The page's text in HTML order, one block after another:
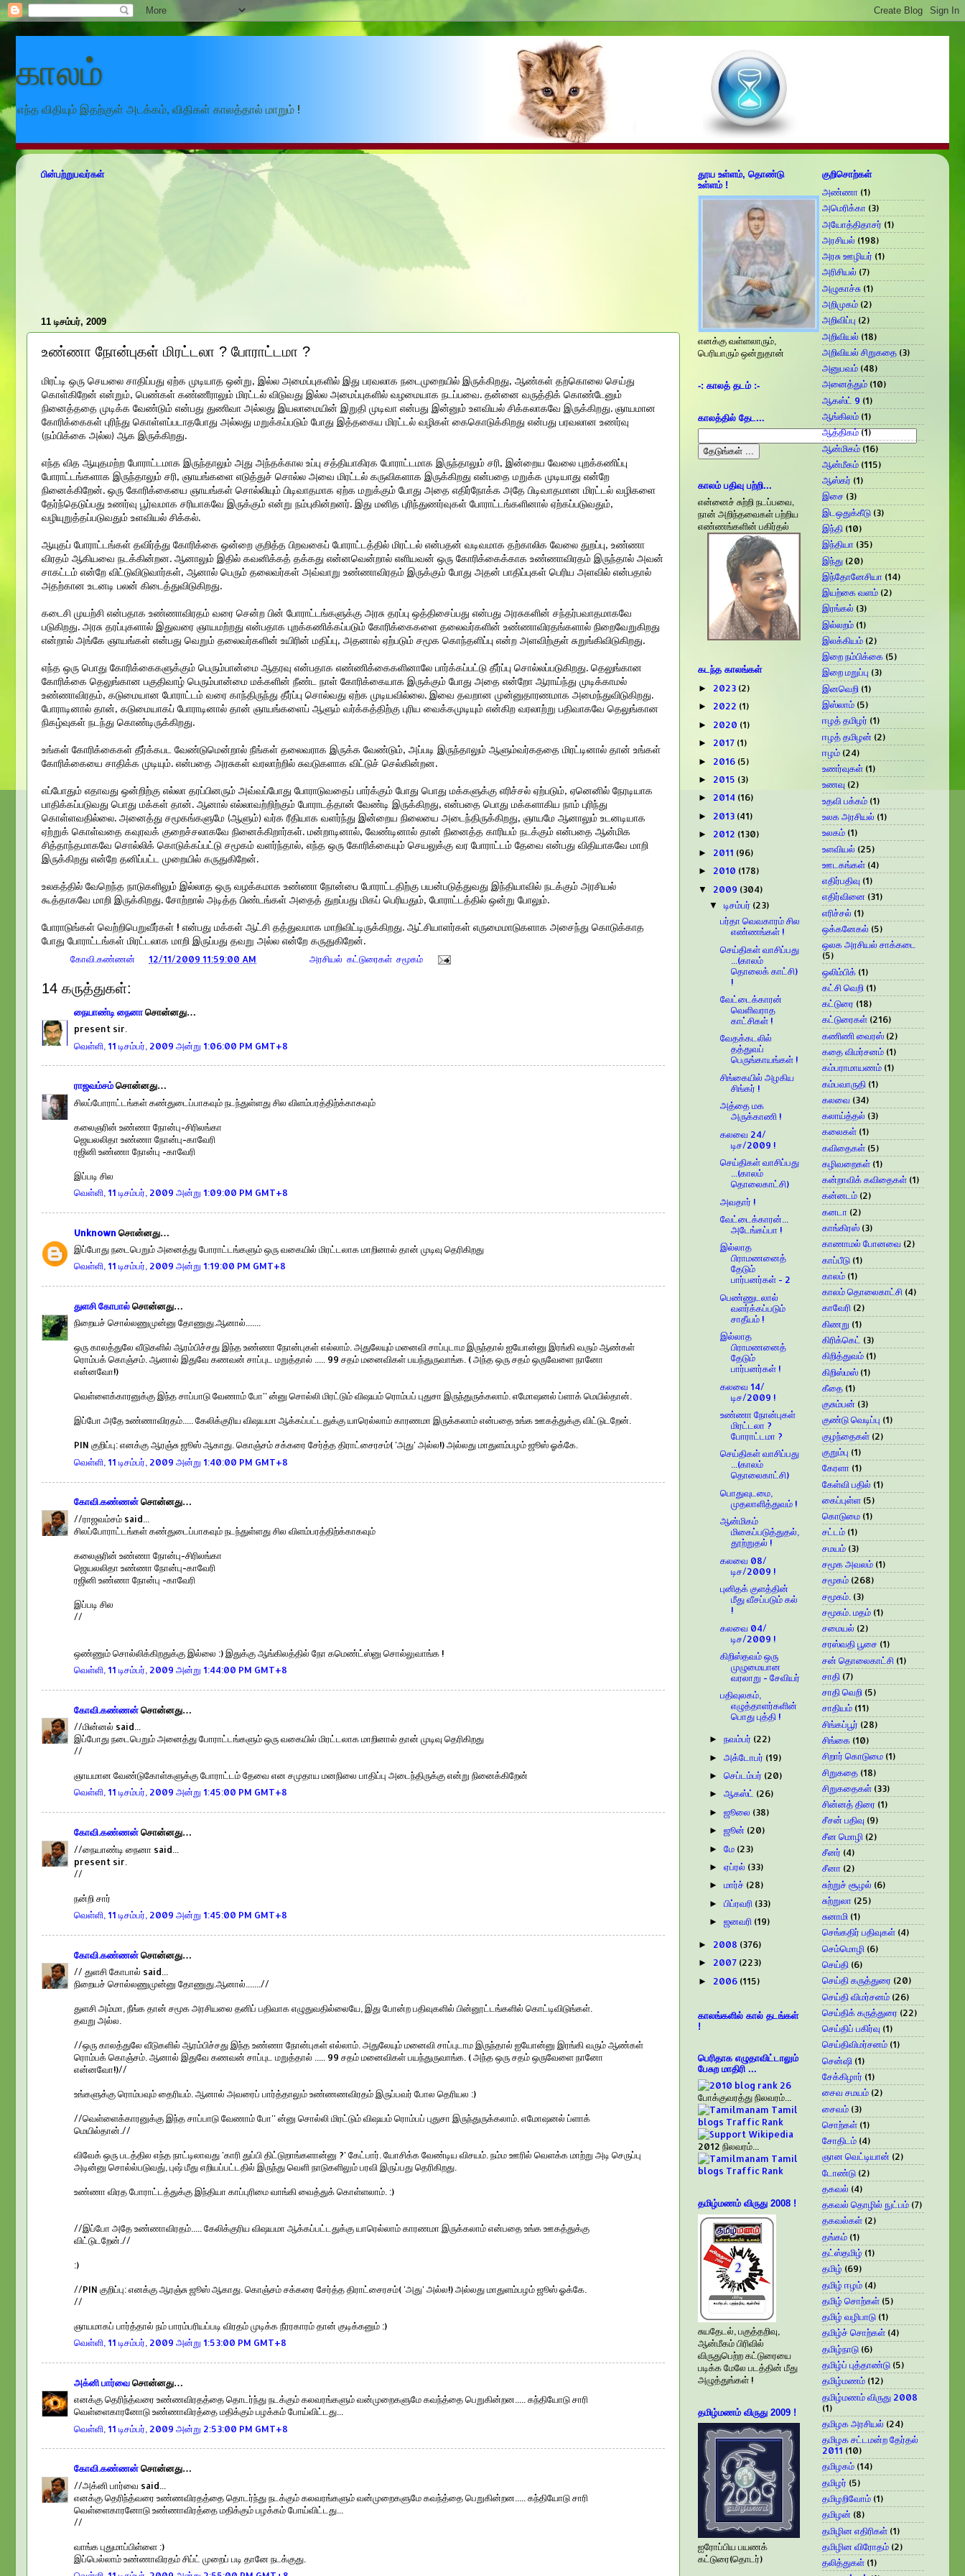
காலம்
எந்த விதியும் இதற்குள் அடக்கம், விதிகள் காலத்தால் மாறும் !
பின்பற்றுபவர்கள்
11 டிசம்பர், 2009
உண்ணா நோன்புகள் மிரட்டலா ? போராட்டமா ?
மிரட்டி ஒரு செயலை சாதிப்பது ஏற்க முடியாத ஒன்று, இல்ல அமைப்புகளில் இது பரவலாக நடைமுறையில் இருக்கிறது, ஆண்கள் தற்கொலை செய்து
கொள்கிறேன் என்றும், பெண்கள் கண்ணீராலும் மிரட்டல் விடுவது இல்ல அமைப்புகளில் வழமையாக நடப்பவை. தன்னை வருத்திக் கொண்டேனும்
நினைத்ததை முடிக்க வேண்டும் என்பது துணிவா அல்லது இயலாமையின் இறுதி முடிவா என்பது இன்னும் உளவியல் சிக்கலாகவே இருக்கிறது. ஞாயமான
கோரிக்கைகள் புரிந்து கொள்ளப்படாதபோது அல்லது மறுக்கப்படும் போது இத்தகைய மிரட்டல் வழிகள் கைகொடுக்கிறது என்பது பரவலான உணர்வு
(நம்பிக்கை அல்ல) ஆக இருக்கிறது.
எந்த வித ஆயுதமற்ற போராட்டமாக இருந்தாலும் அது அந்தக்கால உப்பு சத்தியாகிரக போராட்டமாக இருந்தாலும் சரி, இன்றைய வேலை புறக்கணிப்பு
போராட்டங்களாக இருந்தாலும் சரி, ஞாயங்களை எடுத்துச் சொல்ல அவை மிரட்டல் கருவிகளாக இருக்கிறது என்பதை மறுக்க முடியாது என்றே
நினைக்கிறேன். ஒரு கோரிக்கையை ஞாயங்கள் சொல்லியும் பிடிவாதமாக ஏற்க மறுக்கும் போது அதை எதிர்நோக்க அதே பிடிவாதமான மிரட்டல் வழிகளை
தேர்ந்தெடுப்பது உணர்வு பூர்வமாக சரியாகவே இருக்கும் என்று நம்புகின்றனர். இது மனித புரிந்துணர்வுகள் போராட்டங்களினால் ஏற்கப்படுவதும்,
வழியுறுத்தப்படுவதும் உளவியல் சிக்கல்.
ஆயுதப் போராட்டங்கள் தவிர்த்து கோரிக்கை ஒன்றை குறித்த பிறவகைப் போராட்டத்தில் மிரட்டல் என்பதன் வடிவமாக தற்காலிக வேலை துறப்பு, உண்ணா
விரதம் ஆகியவை நடக்கின்றன. ஆனாலும் இதில் கவனிக்கத் தக்கது என்னவென்றால் எளியவன் ஒரு கோரிக்கைக்காக உண்ணாவிரதம் இருந்தால் அவன்
சாகட்டம் என்றே விட்டுவிடுவார்கள், ஆனால் பெரும் தலைவர்கள் அவ்வாறு உண்ணாவிரதம் இருக்கும் போது அதன் பாதிப்புகள் பெரிய அளவில் என்பதால்
அதற்கான உடனடி பலன் கிடைத்துவிடுகிறது.
கடைசி முயற்சி என்பதாக உண்ணாவிரதம் வரை சென்ற பின் போராட்டங்களுக்கு அரசு தரப்பு ஒத்திசைப்பது என்பது அரசுகளின் சந்தர்பவாதமாகவே
படுகிறது. அரசு தரப்புகளால் இதுவரை ஞாயமற்றது என்பதாக புறக்கணிக்கப்படும் கோரிக்கைகளை தலைவர்களின் உண்ணாவிரதங்களால் நிறைவேறுகிறது
என்றால் அங்கே ஞாயங்கள் என்பது வெறும் தலைவர்களின் உயிரின் மதிப்பு, அதனால் ஏற்படும் சமூக கொந்தளிப்பு என்ற அளவிற்குள் சுறுங்கிவிடுகிறது.
எந்த ஒரு பொது கோரிக்கைகளுக்கும் பெரும்பான்மை ஆதரவு என்பதாக எண்ணிக்கைகளினாலே பார்க்கப்பட்டு தீர்ப்பு சொல்லப்படுகிறது. தெலுங்கான
கோரிக்கை தெலுங்கான பகுதிவாழ் பெரும்பான்மை மக்களின் நீண்ட நாள் கோரிக்கையாக இருக்கும் போது அதை என்றோ ஆராய்ந்து முடிக்காமல்
உண்ணாவிரதம், கடுமையான போராட்டம் வரை காந்திருந்து தீர்ப்பு சொல்வது ஏற்க முடியவில்லை. இவை தவறான முன்னுதாரணமாக அமைந்துவிடுகிறது.
போராடினால் தான், கடுமையாகப் போராடினால் தான் ஞாயங்களைப் ஆளும் வர்க்கத்திற்கு புரிய வைக்கமுடியும் என்கிற வரலாற்று பதிவாகவே தெலுங்கான
நிகழ்வுகள் நடந்து கொண்டிருக்கிறது.
உங்கள் கோரிக்கைகள் தீர்க்கபட வேண்டுமென்றால் நீங்கள் தலைவராக இருக்க வேண்டும், அப்படி இருந்தாலும் ஆளும்வர்கததை மிரட்டினால் தான் உங்கள்
கோரிக்கையை சாதிக்க முடியும். என்பதை அரசுகள் வரலாற்றில் சுவடுகளாக விட்டுச் செல்கின்றன.
எப்போதும் எதாவது ஒன்றிற்கு எல்லா தரப்பினரும் அவ்வப்போது போராடுவதைப் பார்க்கும் போது பொது மக்களுக்கு எரிச்சல் ஏற்படும், ஏனெனில் நேரடியாக
பாதிக்கப்படுவது பொது மக்கள் தான். ஆனால் எல்லாவற்றிற்கும் போராடத்தான் வேண்டி இருக்கிறது, என்பதை பொது மக்களாகிய நாம் புரிந்து
கொள்ளவதில்லை. அனைத்து சமூகங்களுமே (ஆளும்) வர்க ரீதியாக வளர்ந்து இன்றைய நிலையை அடைந்திருக்கிறது, ஞாயமே ஆனாலும் உடனடியாக
ஏற்றுக் கொள்வதை கவுரவக் குறைச்சலாகவே நினைக்கிறார்கள். மன்றாடினால், வேண்டினால் தான் நினைத்த காரியம் நடக்கும் என்பதை ஆன்மிக
சித்தாந்தமாகவே சொல்லிக் கொடுக்கப்பட்டு சமூகம் வளர்ந்தால், எந்த ஒரு கோரிக்கையும் செயலுக்கு வர போராட்டம் தேவை என்பது விதியாகவே மாறி
இருக்கிறது என்றே தனிப்பட்ட முறையில் கருதுகிறேன்.
உலகத்தில் வேறெந்த நாடுகளிலும் இல்லாத ஒரு வழக்கமாக உண்ணா நோன்பை போராட்டதிற்கு பயன்படுத்துவது இந்தியாவில் நடக்கும் அரசியல்
கூத்தாகவே மாறி இருக்கிறது. சோற்றால் அடித்த பிண்டங்கள் அதைத் துறப்பது மிகப் பெரியதும், போராட்டத்தில் ஒன்று போலும்.
போராடுங்கள் வெற்றிபெறுவீர்கள் ! என்பது மக்கள் ஆட்சி தத்துவமாக மாறிவிட்டிருக்கிறது. ஆட்சியாளர்கள் எருமைமாடுகளாக அசைந்து கொடுக்காத
போது போராட்டங்கள் மிரட்டலாக மாறி இருப்பது தவறு அல்ல என்றே கருதுகிறேன்.
கோவி.கண்ணன் 12/11/2009 11:59:00 AM அரசியல் கட்டுரைகள், சமூகம்
14 கருத்துகள்:
நையாண்டி நைனாசொன்னது…
present sir.
வெள்ளி, 11 டிசம்பர், 2009 அன்று 1:06:00 PM GMT+8
ராஜவம்சம்சொன்னது…
சிலப்போராட்டங்கள் கண்துடைப்பாகவும் நடந்துள்ளது சில விளம்பரத்திற்க்காகவும்
கலைஞரின் உண்ணா நோன்பு-சிரிலங்கா
ஜெயலலிதா உண்ணா நோன்பு-காவேரி
ரஜினி உண்ணா நோன்பு -காவேரி
இப்படி சில
வெள்ளி, 11 டிசம்பர், 2009 அன்று 1:09:00 PM GMT+8
Unknown சொன்னது…
இப்போது நடைபெறும் அனைத்து போராட்டங்களும் ஒரு வகையில் மிரட்டலாக மாறினால் தான் முடிவு தெரிகிறது
வெள்ளி, 11 டிசம்பர், 2009 அன்று 1:19:00 PM GMT+8
துளசி கோபால்சொன்னது…
நிறையச் சொல்லணுமுன்னு தோணுது.ஆனால்.......
ஒரு காலத்துலே வீடுகளில் ஆரம்பிச்சது இந்த உண்ணா நோன்புகள் எல்லாம். அதுலேயும் மனைவி சாப்புடாம இருந்தால் ஐயோன்னு இரங்கி வரும் ஆண்கள்
ரொம்பக் கொஞ்சம். ஆனால் இதுவே கணவன் சாப்புட மறுத்தால் ..... 99 சதம் மனைவிகள் பயந்துருவாங்க. ( அந்த ஒரு சதம் ஒருவேளை நானோ
என்னவோ!)
வெள்ளைக்காரனுக்கு இந்த சாப்பாடு வேணாம் போ'' ன்னு சொல்லி மிரட்டும் விஷயம் ரொம்பப் புதுசா இருந்துருக்கலாம். எமோஷனல் ப்ளாக் மெயில்தான்.
இப்போ அதே உண்ணாவிரதம்..... கேலிக்குரிய விஷயமா ஆக்கப்பட்டதுக்கு யாரெல்லாம் காரணமா இருக்கலாம் என்பதை உங்க ஊகத்துக்கு விட்டுடறேன்.
PIN குறிப்பு: எனக்கு ஆரஞ்சு ஜூஸ் ஆகாது. கொஞ்சம் சக்கரை சேர்த்த திராட்சைரசம்( 'அது' அல்ல!) அல்லது மாதுளம்பழம் ஜூஸ் ஓக்கே.
வெள்ளி, 11 டிசம்பர், 2009 அன்று 1:40:00 PM GMT+8
கோவி.கண்ணன்சொன்னது…
//ராஜவம்சம் said...
சிலப்போராட்டங்கள் கண்துடைப்பாகவும் நடந்துள்ளது சில விளம்பரத்திற்க்காகவும்
கலைஞரின் உண்ணா நோன்பு-சிரிலங்கா
ஜெயலலிதா உண்ணா நோன்பு-காவேரி
ரஜினி உண்ணா நோன்பு -காவேரி
இப்படி சில
//
ஒண்ணும் சொல்லிக்கிறதுக்கு இல்லை :) இதுக்கு ஆங்கிலத்தில் நோ கமெண்ட்ஸ்னு சொல்லுவாங்க !
வெள்ளி, 11 டிசம்பர், 2009 அன்று 1:44:00 PM GMT+8
கோவி.கண்ணன்சொன்னது…
//மின்னல் said...
இப்போது நடைபெறும் அனைத்து போராட்டங்களும் ஒரு வகையில் மிரட்டலாக மாறினால் தான் முடிவு தெரிகிறது
//
ஞாயமான வேண்டுகோள்களுக்கு போராட்டம் தேவை என சமுதாய மனநிலை பாதிப்பு அடைந்திருக்கு என்று நினைக்கிறேன்
வெள்ளி, 11 டிசம்பர், 2009 அன்று 1:45:00 PM GMT+8
கோவி.கண்ணன்சொன்னது…
//நையாண்டி நைனா said...
present sir.
//
நன்றி சார்
வெள்ளி, 11 டிசம்பர், 2009 அன்று 1:45:00 PM GMT+8
கோவி.கண்ணன்சொன்னது…
// துளசி கோபால் said...
நிறையச் சொல்லணுமுன்னு தோணுது.ஆனால்.......//
துளசி அம்மா, நீங்க தான் சமூக அரசியலை தனிப் பதிவாக எழுதுவதில்லையே, இது போன்ற பதிவுகளில் பின்னூட்டங்களில் கொட்டிவிடுங்கள்.
தவறு அல்ல.
//ஒரு காலத்துலே வீடுகளில் ஆரம்பிச்சது இந்த உண்ணா நோன்புகள் எல்லாம். அதுலேயும் மனைவி சாப்புடாம இருந்தால் ஐயோன்னு இரங்கி வரும் ஆண்கள்
ரொம்பக் கொஞ்சம். ஆனால் இதுவே கணவன் சாப்புட மறுத்தால் ..... 99 சதம் மனைவிகள் பயந்துருவாங்க. ( அந்த ஒரு சதம் ஒருவேளை நானோ
என்னவோ!)//
உங்களுக்கு ரொம்பவும் தைரியம். ஆனால் அவரைப் பார்த்தாலும் உண்ணணவிரதம் இருப்பவர் போல தெரியல :)
//வெள்ளைக்காரனுக்கு இந்த சாப்பாடு வேணாம் போ'' ன்னு சொல்லி மிரட்டும் விஷயம் ரொம்பப் புதுசா இருந்துருக்கலாம். எமோஷனல் ப்ளாக்
மெயில்தான்.//
விவேக் ஒரு படத்தில எந்த நாட்டிலாவது 'காரி துப்பி திட்டுறாங்களான்னு ?' கேட்பார். யோசிக்க வேண்டிய விசயம். நம்ம ஊரில் வெளக்க மாற்று அடி செருப்பு
அடின்னு சொல்ல்படுவது், புஷ் மீது எறியப்பட்டதில் இருந்து வெளி நாடுகளிலும் பரவி இருப்பது தெரிகிறது.
உண்ணா விரத போராட்டத்துக்கு இந்தியா காப்புரிமை வாங்கி வைத்துக் கொள்ளலாம். :)
//இப்போ அதே உண்ணாவிரதம்..... கேலிக்குரிய விஷயமா ஆக்கப்பட்டதுக்கு யாரெல்லாம் காரணமா இருக்கலாம் என்பதை உங்க ஊகத்துக்கு
விட்டுடறேன்.//
:)
//PIN குறிப்பு: எனக்கு ஆரஞ்சு ஜூஸ் ஆகாது. கொஞ்சம் சக்கரை சேர்த்த திராட்சைரசம்( 'அது' அல்ல!) அல்லது மாதுளம்பழம் ஜூஸ் ஓக்கே.
//
ஞாயமாகப் பார்த்தால் நம் பாரம்பரியப்படி விரதம் முடிக்க நீரரகாரம் தான் குடிக்கனும் :)
வெள்ளி, 11 டிசம்பர், 2009 அன்று 1:53:00 PM GMT+8
அக்னி பார்வைசொன்னது…
எனக்கு தெரிந்த்வரை உண்ணவிரதத்தை தொடர்ந்து நடக்கும் கலவரங்களும் வன்முறைகளுமே கவந்த்தை பெறுகின்றன..... கந்தியோடு சாரி
வெள்ளைகாரனோடு உண்ணாவிரத்தை மதிக்கும் பழக்கம் போய்விட்டது...
வெள்ளி, 11 டிசம்பர், 2009 அன்று 2:53:00 PM GMT+8
கோவி.கண்ணன்சொன்னது…
//அக்னி பார்வை said...
எனக்கு தெரிந்த்வரை உண்ணவிரதத்தை தொடர்ந்து நடக்கும் கலவரங்களும் வன்முறைகளுமே கவந்த்தை பெறுகின்றன..... கந்தியோடு சாரி
வெள்ளைகாரனோடு உண்ணாவிரத்தை மதிக்கும் பழக்கம் போய்விட்டது...
//
வாங்க புதுமாப்பிள்ளை :)
இப்பெல்லாம் உண்ணாவிரதம் சிப்ட் முறைப் படி தானே நடக்குது.
தூய உள்ளம், தொண்டு
உள்ளம் !
எனக்கு வள்ளலாரும்,
பெரியாரும் ஒன்றுதான்
-: காலத் தடம் :-
காலத்தில் தேட...
காலம் பதிவு பற்றி...
என்னைச் சுற்றி நடப்பவை,
நான் அறிந்தவைகள் பற்றிய
எண்ணங்களின் பகிர்தல்
கடந்த காலங்கள்
► 2023 (2)
► 2022 (1)
► 2020 (1)
► 2017 (1)
► 2016 (5)
► 2015 (3)
► 2014 (16)
► 2013 (41)
► 2012 (130)
► 2011 (96)
► 2010 (178)
▼ 2009 (304)
▼டிசம்பர் (23)
பர்தா வெவகாரம் சில
எண்ணங்கள் !
செய்திகள் வாசிப்பது
...(காலம்
தொலைக் காட்சி)
!
வேட்டைக்காரன்
வெளிவராத
காட்சிகள் !
வேதக்கடலில்
தத்துவப்
பெருங்காயங்கள் !
சிங்கையில் அழகிய
சிங்கர் !
அத்தை மக
அருக்காணி !
கலவை 24/
டிச/2009 !
செய்திகள் வாசிப்பது
...(காலம்
தொலைகாட்சி)
அவதார் !
வேட்டைக்காரன்...
அடேங்கப்பா !
இல்லாத
பிராமணனைத்
தேடும்
பார்பனர்கள் - 2
பெண்ணுடலால்
வளர்க்கப்படும்
சாதீயம் !
இல்லாத
பிராமணனைத்
தேடும்
பார்பனர்கள் !
கலவை 14/
டிச/2009 !
உண்ணா நோன்புகள்
மிரட்டலா ?
போராட்டமா ?
செய்திகள் வாசிப்பது
...(காலம்
தொலைகாட்சி)
பொதுவுடமை,
முதலாளித்துவம் !
ஆன்மிகம்
மிகைப்படுத்துதல்,
தூற்றுதல் !
கலவை 08/
டிச/2009 !
புனிதக் குளத்தின்
மீது வீசப்படும் கல்
!
கலவை 04/
டிச/2009 !
கிறிஸ்தவம் ஒரு
முழுமையான
வரலாறு - சேவியர்
பதிவுலகம்,
எழுத்தாளர்களின்
பொது புத்தி !
►நவம்பர் (22)
►அக்டோபர் (19)
►செப்டம்பர் (20)
►ஆகஸ்ட் (26)
►ஜூலை (38)
►ஜூன் (20)
►மே (23)
►ஏப்ரல் (33)
►மார்ச் (28)
►பிப்ரவரி (33)
►ஜனவரி (19)
► 2008 (376)
► 2007 (223)
► 2006 (115)
காலங்களில் கால் தடங்கள்
!
பெரிதாக எழுதாவிட்டாலும்
பேசுற மாதிரி ...
போக்குவரத்து நிலவரம்...
2012 நிலவரம்...
தமிழ்மணம் விருது 2008 !
சுயதேடல், பகுத்தறிவு,
ஆன்மீகம் பிரிவில்
விருதுபெற்ற கட்டுரையை
படிக்க மேலே படத்தின் மீது
அழுத்துங்கள் !
தமிழ்மணம் விருது 2009 !
ஐரோப்பிய பயணக்
கட்டுரை(தொடர்)
குறிசொற்கள்
அண்ணா (1)
அமெரிக்கா (3)
அயோத்திதாசர் (1)
அரசியல் (198)
அரசு ஊழியர் (1)
அரிசியல் (7)
அழுகாச்சு (1)
அறிமுகம் (2)
அறிவிப்பு (2)
அறிவியல் (18)
அறிவியல் சிறுகதை (3)
அனுபவம் (48)
அனைத்தும் (10)
ஆகஸ்ட் 9 (1)
ஆங்கிலம் (1)
ஆத்திகம்(1)
ஆன்மிகம் (16)
ஆன்மீகம் (115)
ஆஸ்கர் (1)
இசை (3)
இடஒதுக்கீடு (3)
இந்தி (10)
இந்தியா (35)
இந்து (20)
இந்தோனேசியா (14)
இயற்கை வளம் (2)
இரங்கல் (3)
இல்லறம் (1)
இலக்கியம் (2)
இறை நம்பிக்கை (5)
இறை மறுப்பு (3)
இனவெறி (1)
இஸ்லாம் (5)
ஈழத் தமிழர் (1)
ஈழத் தமிழன் (2)
ஈழம் (24)
உணர்வுகள் (1)
உணவு (2)
உதவி பக்கம் (1)
உலக அரசியல் (1)
உலகம் (1)
உளவியல் (25)
ஊடகங்கள் (4)
எதிர்பதிவு (1)
எதிர்வினை (31)
எரிச்சல் (1)
ஒக்கனேகல் (5)
ஒலக அரசியல் சாக்கடை
(5)
ஒலிம்பிக் (1)
கட்சி வெறி (1)
கட்டுரை (18)
கட்டுரைகள் (216)
கணிணி வைரஸ் (2)
கதை விமர்சனம் (1)
கம்பராமாயணம் (1)
கம்பவாருதி (1)
கலவை (34)
கலாய்த்தல் (3)
கலைகள் (1)
கவிதைகள் (5)
கழிவறைகள் (1)
கன்றாவிக் கவிதைகள் (1)
கன்னடம் (2)
கனடா (2)
காங்கிரஸ் (3)
காணாமல் போனவை (2)
காப்பீடு (1)
காலம் (1)
காலம் தொலைகாட்சி (4)
காவேரி (2)
கிணறு (1)
கிரிக்கெட் (3)
கிறித்துவம் (1)
கிறிஸ்மஸ் (1)
கீதை (1)
குசும்பன் (3)
குண்டு வெடிப்பு (1)
குழந்தைகள் (2)
குறும்பு (1)
கேரளா (1)
கேள்வி பதில் (1)
கைப்புள்ள (5)
கொடுமை (1)
சட்டம் (1)
சமயம் (3)
சமூக அவலம் (1)
சமூகம் (268)
சமூகம். (3)
சமூகம். மதம் (1)
சமையல் (2)
சரஸ்வதி பூசை (1)
சன் தொலைகாட்சி (1)
சாதி (7)
சாதி வெறி (5)
சாதியம் (11)
சிங்கப்பூர் (28)
சிங்கை (10)
சிறார் கொடுமை (1)
சிறுகதை (18)
சிறுகதைகள் (33)
சின்னத் திரை (1)
சீசன் பதிவு (9)
சீன மொழி (2)
சீனர் (4)
சீனா (2)
சுற்றுச் சூழல் (6)
சுற்றுலா (25)
சுனாமி (1)
செங்கதிர் பதிவுகள் (4)
செம்மொழி (6)
செய்தி (6)
செய்தி கருத்துரை (20)
செய்தி விமர்சனம் (26)
செய்திக் கருத்துரை (22)
செய்திப் பகிர்வு (1)
செய்திவிமர்சனம் (1)
சென்ஷி (1)
சேக்கிழார் (1)
சைவ சமயம் (2)
சைவம் (3)
சொற்கள் (1)
சோதிடம் (4)
ஞான வெட்டியான் (2)
டோண்டு (2)
தகவல் (4)
தகவல் தொழில் நுட்பம் (7)
தகவல்கள் (2)
தங்கம் (1)
தட்ஸ்தமிழ் (1)
தமிழ் (69)
தமிழ் ஈழம் (4)
தமிழ் சொற்கள் (5)
தமிழ் வழிபாடு (1)
தமிழ்ச் சொற்கள் (4)
தமிழ்நாடு (6)
தமிழ்ப் புத்தாண்டு (5)
தமிழ்மணம் (12)
தமிழ்மணம் விருது 2008
(1)
தமிழக அரசியல் (24)
தமிழக சட்டமன்ற தேர்தல்
2011 (10)
தமிழகம் (14)
தமிழர் (5)
தமிழறிவோம் (1)
தமிழன் (8)
தமிழின எதிரிகள் (1)
தமிழின விரோதம் (2)
தலித்துகள் (1)